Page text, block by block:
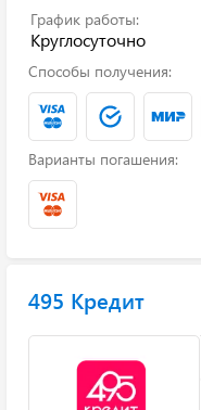
График работы:
Круглосуточно
Способы получения:
Варианты погашения:
495 Кредит